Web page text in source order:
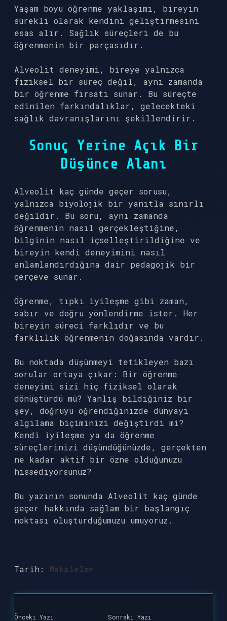
Yaşam boyu öğrenme yaklaşımı, bireyin
sürekli olarak kendini geliştirmesini
esas alır. Sağlık süreçleri de bu
öğrenmenin bir parçasıdır.
Alveolit deneyimi, bireye yalnızca
fiziksel bir süreç değil, aynı zamanda
bir öğrenme fırsatı sunar. Bu süreçte
edinilen farkındalıklar, gelecekteki
sağlık davranışlarını şekillendirir.
Sonuç Yerine Açık Bir
Düşünce Alanı
Alveolit kaç günde geçer sorusu,
yalnızca biyolojik bir yanıtla sınırlı
değildir. Bu soru, aynı zamanda
öğrenmenin nasıl gerçekleştiğine,
bilginin nasıl içselleştirildiğine ve
bireyin kendi deneyimini nasıl
anlamlandırdığına dair pedagojik bir
çerçeve sunar.
Öğrenme, tıpkı iyileşme gibi zaman,
sabır ve doğru yönlendirme ister. Her
bireyin süreci farklıdır ve bu
farklılık öğrenmenin doğasında vardır.
Bu noktada düşünmeyi tetikleyen bazı
sorular ortaya çıkar: Bir öğrenme
deneyimi sizi hiç fiziksel olarak
dönüştürdü mü? Yanlış bildiğiniz bir
şey, doğruyu öğrendiğinizde dünyayı
algılama biçiminizi değiştirdi mi?
Kendi iyileşme ya da öğrenme
süreçlerinizi düşündüğünüzde, gerçekten
ne kadar aktif bir özne olduğunuzu
hissediyorsunuz?
Bu yazının sonunda Alveolit kaç günde
geçer hakkında sağlam bir başlangıç
noktası oluşturduğumuzu umuyoruz.
Tarih: Makaleler
Önceki Yazı Sonraki Yazı